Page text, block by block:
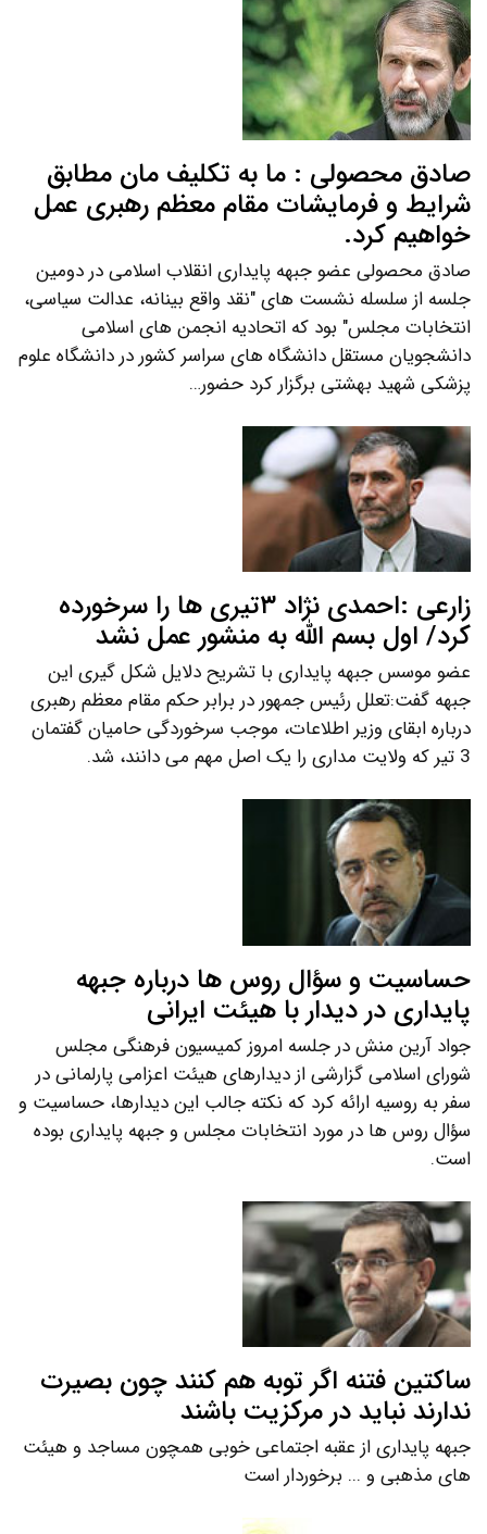
صادق محصولی : ما به تکلیف مان مطابق
شرایط و فرمایشات مقام معظم رهبری عمل
خواهیم کرد.
صادق محصولی عضو جبهه پایداری انقلاب اسلامی در دومین
جلسه از سلسله نشست های "نقد واقع بینانه، عدالت سیاسی،
انتخابات مجلس" بود که اتحادیه انجمن های اسلامی
دانشجویان مستقل دانشگاه های سراسر کشور در دانشگاه علوم
پزشکی شهید بهشتی برگزار کرد حضور…
زارعی :احمدی نژاد ۳تیری ها را سرخورده
کرد/ اول بسم الله به منشور عمل نشد
عضو موسس جبهه پایداری با تشریح دلایل شکل گیری این
جبهه گفت:تعلل رئیس جمهور در برابر حکم مقام معظم رهبری
درباره ابقای وزیر اطلاعات، موجب سرخوردگی حامیان گفتمان
3 تیر که ولایت مداری را یک اصل مهم می دانند، شد.
حساسیت و سؤال روس ها درباره جبهه
پایداری در دیدار با هیئت ایرانی
جواد آرین منش در جلسه امروز کمیسیون فرهنگی مجلس
شورای اسلامی گزارشی از دیدارهای هیئت اعزامی پارلمانی در
سفر به روسیه ارائه کرد که نکته جالب این دیدارها، حساسیت و
سؤال روس ها در مورد انتخابات مجلس و جبهه پایداری بوده
است.
ساکتین فتنه اگر توبه هم کنند چون بصیرت
ندارند نباید در مرکزیت باشند
جبهه پایداری از عقبه اجتماعی خوبی همچون مساجد و هیئت
های مذهبی و ... برخوردار است